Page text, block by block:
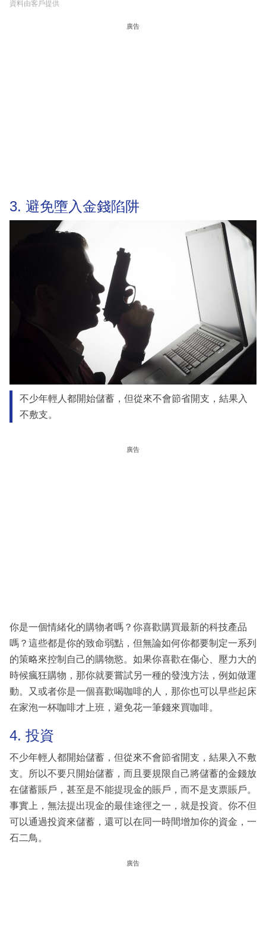
資料由客戶提供
廣告
3. 避免墮入金錢陷阱
不少年輕人都開始儲蓄，但從來不會節省開支，結果入
不敷支。
廣告
你是一個情緒化的購物者嗎？你喜歡購買最新的科技產品
嗎？這些都是你的致命弱點，但無論如何你都要制定一系列
的策略來控制自己的購物慾。如果你喜歡在傷心、壓力大的
時候瘋狂購物，那你就要嘗試另一種的發洩方法，例如做運
動。又或者你是一個喜歡喝咖啡的人，那你也可以早些起床
在家泡一杯咖啡才上班，避免花一筆錢來買咖啡。
4. 投資
不少年輕人都開始儲蓄，但從來不會節省開支，結果入不敷
支。所以不要只開始儲蓄，而且要規限自己將儲蓄的金錢放
在儲蓄賬戶，甚至是不能提現金的賬戶，而不是支票賬戶。
事實上，無法提出現金的最佳途徑之一，就是投資。你不但
可以通過投資來儲蓄，還可以在同一時間增加你的資金，一
石二鳥。
廣告